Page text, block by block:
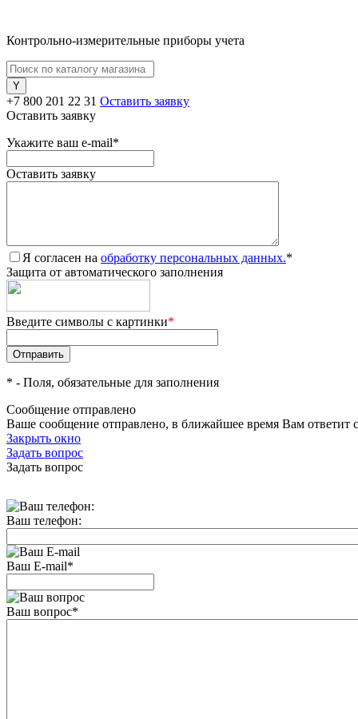
Контрольно-измерительные приборы учета
+7 800 201 22 31 Оставить заявку
Оставить заявку
Укажите ваш e-mail*
Оставить заявку
Я согласен на обработку персональных данных.*
Защита от автоматического заполнения
Введите символы с картинки*
* - Поля, обязательные для заполнения
Сообщение отправлено
Ваше сообщение отправлено, в ближайшее время Вам ответит
Закрыть окно
Задать вопрос
Задать вопрос
Ваш телефон:
Ваш E-mail*
Ваш вопрос*